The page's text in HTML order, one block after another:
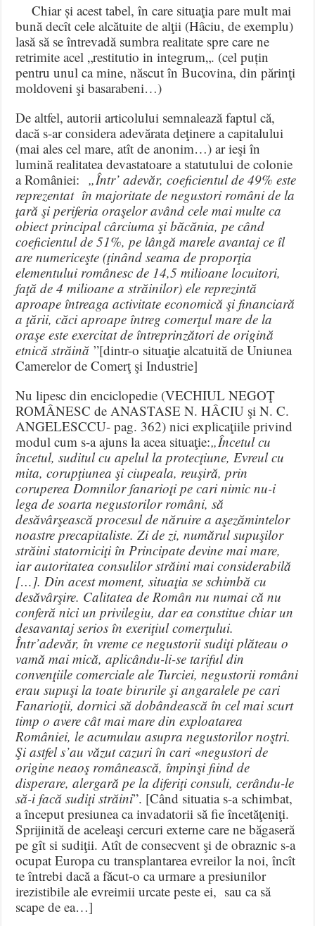
Chiar și acest tabel, în care situaţia pare mult mai
bună decît cele alcătuite de alţii (Hâciu, de exemplu)
lasă să se întrevadă sumbra realitate spre care ne
retrimite acel „restitutio in integrum„. (cel puțin
pentru unul ca mine, născut în Bucovina, din părinţi
moldoveni şi basarabeni…)
De altfel, autorii articolului semnalează faptul că,
dacă s-ar considera adevărata deţinere a capitalului
(mai ales cel mare, atît de anonim…) ar ieşi în
lumină realitatea devastatoare a statutului de colonie
a României: „Într’ adevăr, coeficientul de 49% este
reprezentat în majoritate de negustori români de la
ţară şi periferia oraşelor având cele mai multe ca
obiect principal cârciuma şi băcănia, pe când
coeficientul de 51%, pe lângă marele avantaj ce îl
are numericeşte (ţinând seama de proporţia
elementului românesc de 14,5 milioane locuitori,
faţă de 4 milioane a străinilor) ele reprezintă
aproape întreaga activitate economică şi financiară
a ţării, căci aproape întreg comerţul mare de la
oraşe este exercitat de întreprinzători de origină
etnică străină”[dintr-o situaţie alcatuită de Uniunea
Camerelor de Comerţ şi Industrie]
Nu lipesc din enciclopedie (VECHIUL NEGOŢ
ROMÂNESC de ANASTASE N. HÂCIU şi N. C.
ANGELESCCU- pag. 362) nici explicaţiile privind
modul cum s-a ajuns la acea situaţie:„Încetul cu
încetul, suditul cu apelul la protecţiune, Evreul cu
mita, corupţiunea şi ciupeala, reuşiră, prin
coruperea Domnilor fanarioţi pe cari nimic nu-i
lega de soarta negustorilor români, să
desăvârşească procesul de năruire a aşezămintelor
noastre precapitaliste. Zi de zi, numărul supuşilor
străini statorniciţi în Principate devine mai mare,
iar autoritatea consulilor străini mai considerabilă
[…]. Din acest moment, situaţia se schimbă cu
desăvârşire. Calitatea de Român nu numai că nu
conferă nici un privilegiu, dar ea constitue chiar un
desavantaj serios în exeriţiul comerţului.
Într’adevăr, în vreme ce negustorii sudiţi plăteau o
vamă mai mică, aplicându-li-se tariful din
convenţiile comerciale ale Turciei, negustorii români
erau supuşi la toate birurile şi angaralele pe cari
Fanarioţii, dornici să dobândească în cel mai scurt
timp o avere cât mai mare din exploatarea
României, le acumulau asupra negustorilor noştri.
Şi astfel s’au văzut cazuri în cari «negustori de
origine neaoş românească, împinşi fiind de
disperare, alergară pe la diferiţi consuli, cerându-le
să-i facă sudiţi străini”. [Când situatia s-a schimbat,
a început presiunea ca invadatorii să fie încetăţeniţi.
Sprijinită de aceleaşi cercuri externe care ne băgaseră
pe gît si sudiţii. Atît de consecvent şi de obraznic s-a
ocupat Europa cu transplantarea evreilor la noi, încît
te întrebi dacă a făcut-o ca urmare a presiunilor
irezistibile ale evreimii urcate peste ei, sau ca să
scape de ea…]